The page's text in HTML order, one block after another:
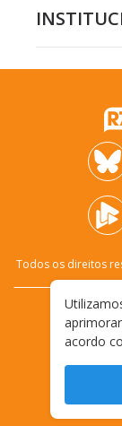
Todos os direitos
acordo